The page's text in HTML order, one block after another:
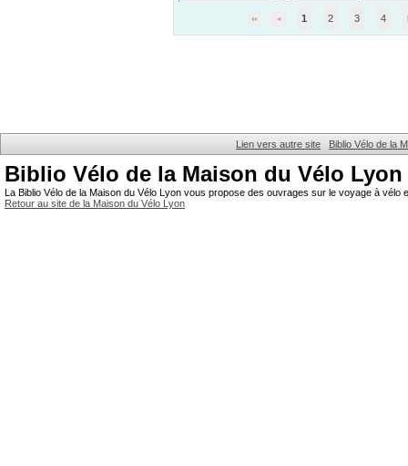
1 2 3 4
Lien vers autre site Biblio Vélo de la
Biblio Vélo de la Maison du Vélo Lyon
La Biblio Vélo de la Maison du Vélo Lyon vous propose des ouvrages sur le voyage à
Retour au site de la Maison du Vélo Lyon